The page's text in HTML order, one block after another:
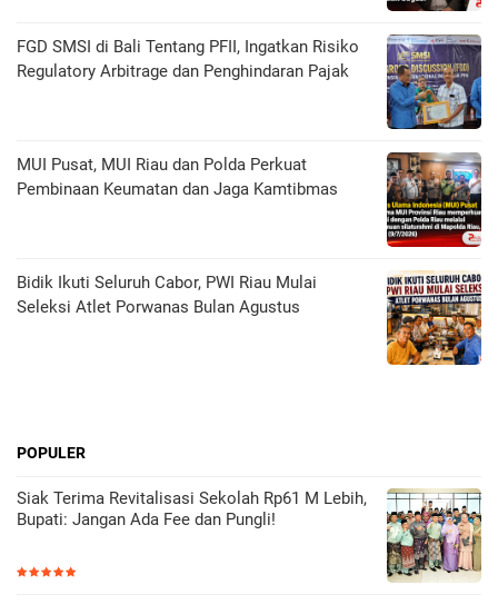
FGD SMSI di Bali Tentang PFII, Ingatkan Risiko
Regulatory Arbitrage dan Penghindaran Pajak
MUI Pusat, MUI Riau dan Polda Perkuat
Pembinaan Keumatan dan Jaga Kamtibmas
Bidik Ikuti Seluruh Cabor, PWI Riau Mulai
Seleksi Atlet Porwanas Bulan Agustus
POPULER
Siak Terima Revitalisasi Sekolah Rp61 M Lebih,
Bupati: Jangan Ada Fee dan Pungli!